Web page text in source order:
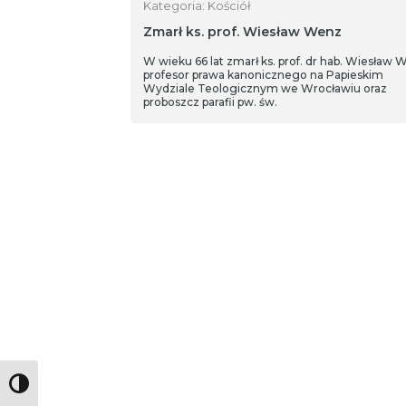
Toggle High Contrast
Kategoria: Kościół
Zmarł ks. prof. Wiesław Wenz
W wieku 66 lat zmarł ks. prof. dr hab. Wiesław
profesor prawa kanonicznego na Papieskim
Wydziale Teologicznym we Wrocławiu oraz
proboszcz parafii pw. św.